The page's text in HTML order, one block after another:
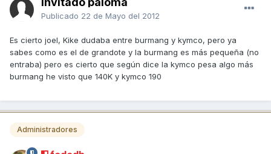
Publicado 22 de Mayo del 2012
Es cierto joel, Kike dudaba entre burmang y kymco, pero ya
sabes como es el de grandote y la burmang es más pequeña (no
entraba) pero es cierto que según dice la kymco pesa algo más
burmang he visto que 140K y kymco 190
Administradores